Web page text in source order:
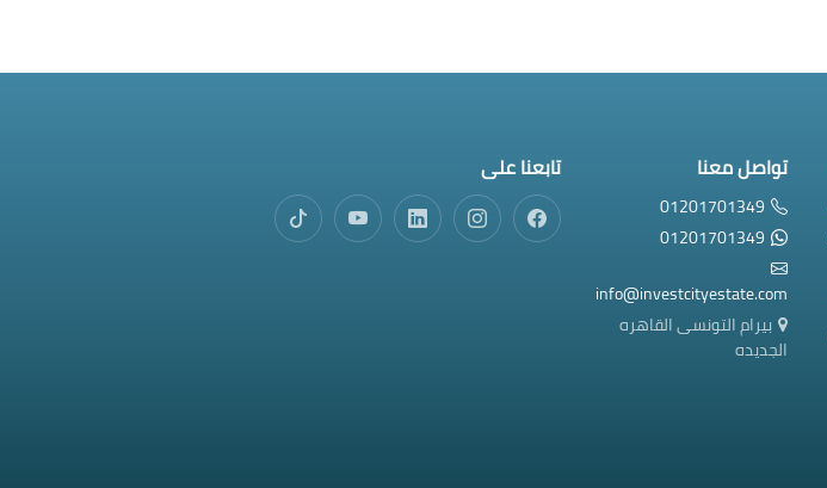
تواصل معنا
01201701349
01201701349
info@investcityestate.com
بيرام التونسى القاهره
الجديده
تابعنا على